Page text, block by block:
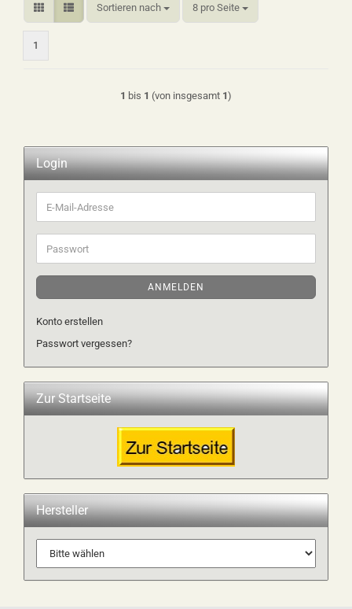
Sortieren nach
Sortieren nach 8 pro Seite
pro Seite
1
1 bis 1 (von insgesamt 1)
Login
E-
Mail-
Adresse
Passwort
ANMELDEN
Konto erstellen
Passwort vergessen?
Zur Startseite
Hersteller